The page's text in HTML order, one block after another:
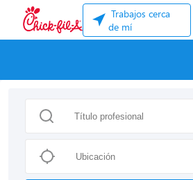
Trabajos cerca
de mí